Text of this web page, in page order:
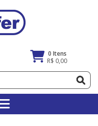
0 Itens
R$ 0,00